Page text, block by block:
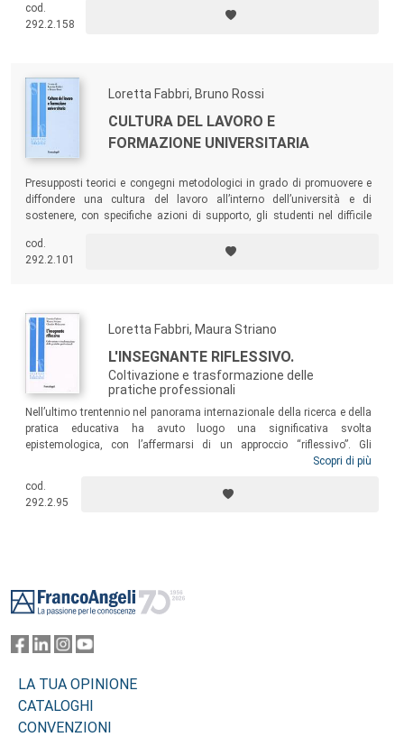
promuovere l’apprendimento attivo di teorie e di metodi utili a gestire
attività educative, sociali e formative a partire proprio dall’utilizzo degli
utilizzata nei contesti educativi, professionali e sociali.
cod.
292.2.158
Loretta Fabbri, Bruno Rossi
CULTURA DEL LAVORO E
FORMAZIONE UNIVERSITARIA
Presupposti teorici e congegni metodologici in grado di promuovere e
diffondere una cultura del lavoro all’interno dell’università e di
sostenere, con specifiche azioni di supporto, gli studenti nel difficile
cod.
292.2.101
Loretta Fabbri, Maura Striano
L'INSEGNANTE RIFLESSIVO.
Coltivazione e trasformazione delle
pratiche professionali
Nell’ultimo trentennio nel panorama internazionale della ricerca e della
pratica educativa ha avuto luogo una significativa svolta
epistemologica, con l’affermarsi di un approccio “riflessivo”. Gli
insegnanti si propongono come agenti riflessivi, in grado di realizzare
che le istituzioni, le organizzazioni, i sistemi sociali, assegnino e
riconoscano agli insegnanti competenze costruttive e ricostruttive di
Scopri di più
cod.
292.2.95
LA TUA OPINIONE
CATALOGHI
CONVENZIONI